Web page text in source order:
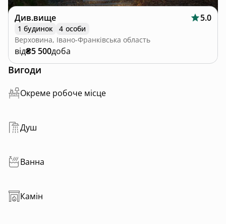
Див.вище 5.0
1 будинок
4 особи
Верховина, Івано-Франківська область
від₴5 500доба
Вигоди
Окреме робоче місце
Душ
Ванна
Камін